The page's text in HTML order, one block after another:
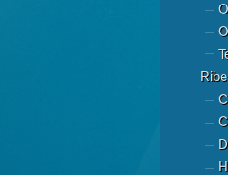
Ribe